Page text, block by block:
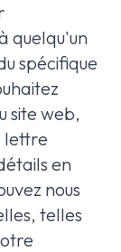
quelqu'un
spécifique
site web,
lettre
en
nous
telles